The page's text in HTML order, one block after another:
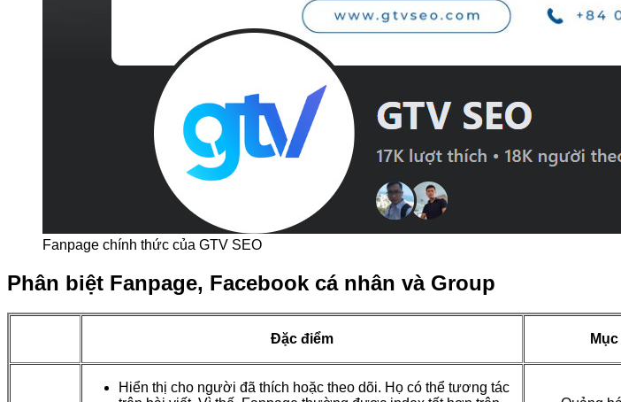
Fanpage chính thức của GTV SEO
Phân biệt Fanpage, Facebook cá nhân và Group
Đặc điểm
Hiển thị cho người đã thích hoặc theo dõi. Họ có thể tương tác